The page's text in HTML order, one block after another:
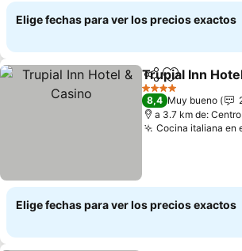
Elige fechas para ver los precios exactos
Compartir
Agregar a
Trupial Inn
4 Estrellas
8,4 Muy bueno
a 3.7 km de:
Cocina italiana en
Elige fechas para ver los precios exactos